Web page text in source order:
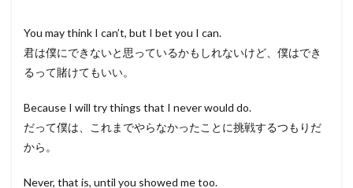
You may think I can’t, but I bet you I can.
君は僕にできないと思っているかもしれないけど、僕はでき
るって賭けてもいい。
Because I will try things that I never would do.
だって僕は、これまでやらなかったことに挑戦するつもりだ
から。
Never, that is, until you showed me too.